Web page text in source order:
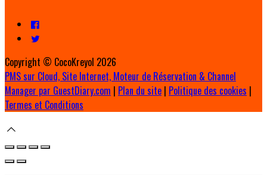
Copyright © CocoKreyol 2026
PMS sur Cloud, Site Internet, Moteur de Réservation & Channel
Manager par GuestDiary.com | Plan du site | Politique des cookies |
Termes et Conditions